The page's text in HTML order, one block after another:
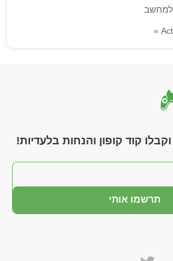
קוד קופון והנחות בלעדיות!
תרשמו אותי